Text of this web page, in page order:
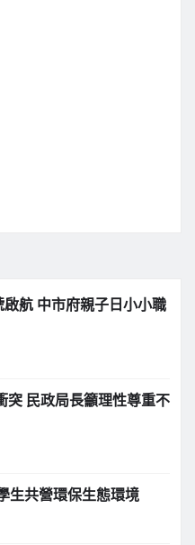
航 中市府親子日小小職
突 民政局長籲理性尊重不
生共營環保生態環境